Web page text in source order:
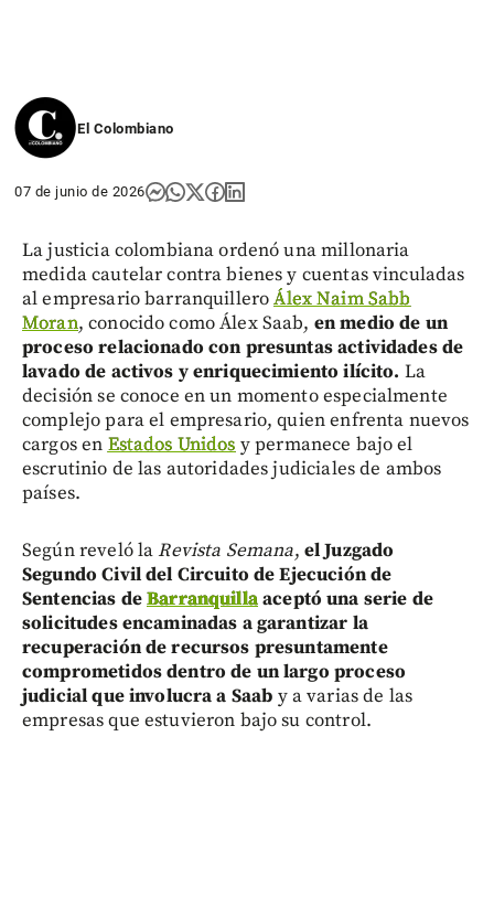
El Colombiano
07 de junio de 2026
La justicia colombiana ordenó una millonaria
medida cautelar contra bienes y cuentas vinculadas
al empresario barranquilleroÁlex Naim Sabb
Moran, conocido como Álex Saab, en medio de un
proceso relacionado con presuntas actividades de
lavado de activos y enriquecimiento ilícito. La
decisión se conoce en un momento especialmente
complejo para el empresario, quien enfrenta nuevos
cargos en Estados Unidos y permanece bajo el
escrutinio de las autoridades judiciales de ambos
países.
Según reveló laRevista Semana, el Juzgado
Segundo Civil del Circuito de Ejecución de
Sentencias deBarranquillaaceptó una serie de
solicitudes encaminadas a garantizar la
recuperación de recursos presuntamente
comprometidos dentro de un largo proceso
judicial que involucra a Saab y a varias de las
empresas que estuvieron bajo su control.